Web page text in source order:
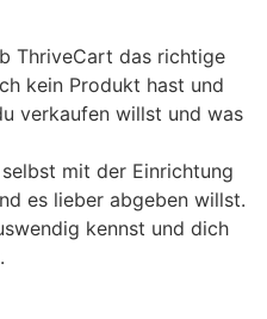
ThriveCart das richtige
kein Produkt hast und
verkaufen willst und was
mit der Einrichtung
es lieber abgeben willst.
kennst und dich